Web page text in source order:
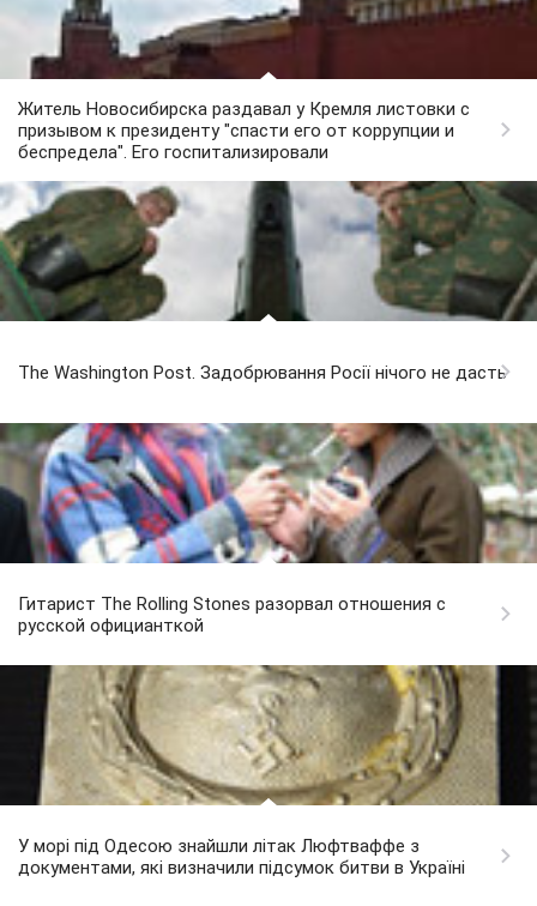
Житель Новосибирска раздавал у Кремля листовки с
призывом к президенту "спасти его от коррупции и
беспредела". Его госпитализировали
The Washington Post. Задобрювання Росії нічого не дасть
Гитарист The Rolling Stones разорвал отношения с
русской официанткой
У морі під Одесою знайшли літак Люфтваффе з
документами, які визначили підсумок битви в Україні